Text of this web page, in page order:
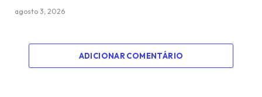
agosto 3, 2026
ADICIONAR COMENTÁRIO